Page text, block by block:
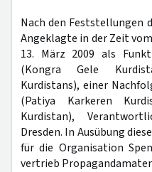
Nach den Feststellungen
Angeklagte in der Zeit
13. März 2009 als
(Kongra Gele
Kurdistans), einer
(Patiya Karkeren
Kurdistan),
Dresden. In Ausübung
für die Organisation
vertrieb